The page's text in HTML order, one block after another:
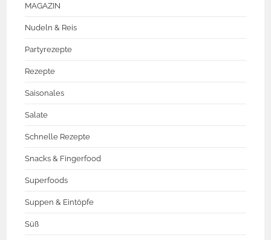
MAGAZIN
Nudeln & Reis
Partyrezepte
Rezepte
Saisonales
Salate
Schnelle Rezepte
Snacks & Fingerfood
Superfoods
Suppen & Eintöpfe
Süß